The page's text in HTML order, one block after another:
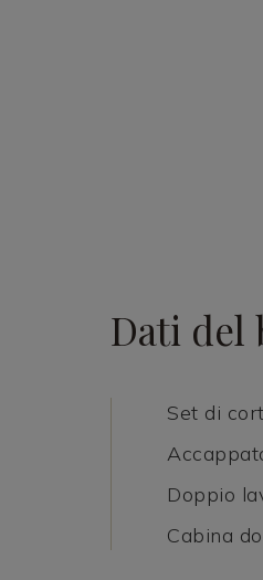
Dati del
Set di
Doppio
Cabina